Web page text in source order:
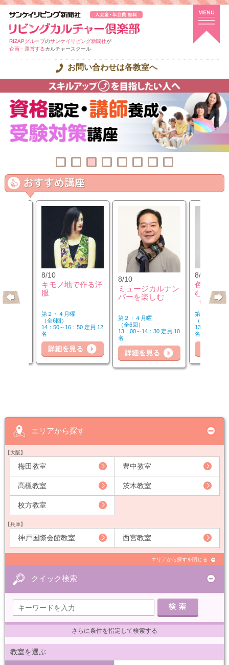
RIZAPグループのサンケイリビング新聞社が
企画・運営するカルチャースクール
お問い合わせは各教室へ
8/10
キモノ地で作る洋
服
第２・４月曜
（全6回）
14：50～16：50 定員 12
名
8/10
ミュージカルナン
バーを楽しむ
第２・４月曜
（全6回）
13：00～14：30 定員 10
名
8/12
色のチカ
むカラー
（第2水
第２水曜
（全3回）
13：00～14
名
詳細を見る 詳細を見る
エリアから探す
【大阪】
梅田教室 豊中教室
高槻教室 茨木教室
枚方教室
【兵庫】
神戸国際会館教室 西宮教室
エリアから探すを閉じる
クイック検索
さらに条件を指定して検索する
教室を選ぶ